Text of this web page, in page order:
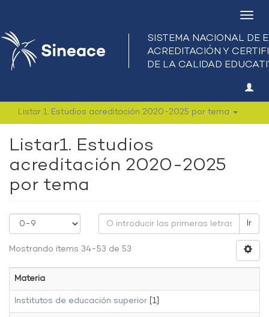
Listar 1. Estudios acreditación 2020-2025 por tema
Listar1. Estudios
acreditación 2020-2025
por tema
Ir
Mostrando ítems 34-53 de 53
Materia
Institutos de educación superior [1]